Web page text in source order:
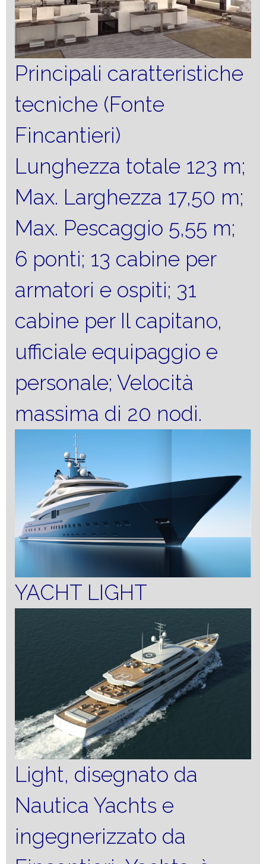
Principali caratteristiche
tecniche (Fonte
Fincantieri)
Lunghezza totale 123 m;
Max. Larghezza 17,50 m;
Max. Pescaggio 5,55 m;
6 ponti; 13 cabine per
armatori e ospiti; 31
cabine per Il capitano,
ufficiale equipaggio e
personale; Velocità
massima di 20 nodi.
YACHT LIGHT
Light, disegnato da
Nautica Yachts e
ingegnerizzato da